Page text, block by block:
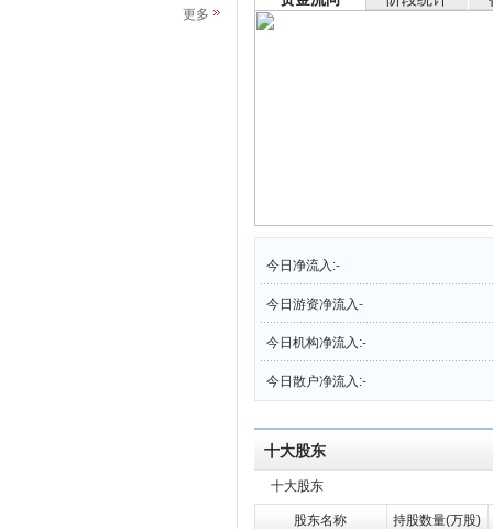
更多
今日净流入:-
今日游资净流入-
今日机构净流入:-
今日散户净流入:-
十大股东
十大股东
股东名称 持股数量(万股)